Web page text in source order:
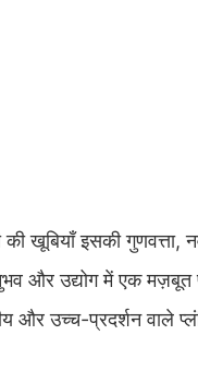
खूबियाँ इसकी गुणवत्ता,
और उद्योग में एक मज़बूत
और उच्च-प्रदर्शन वाले